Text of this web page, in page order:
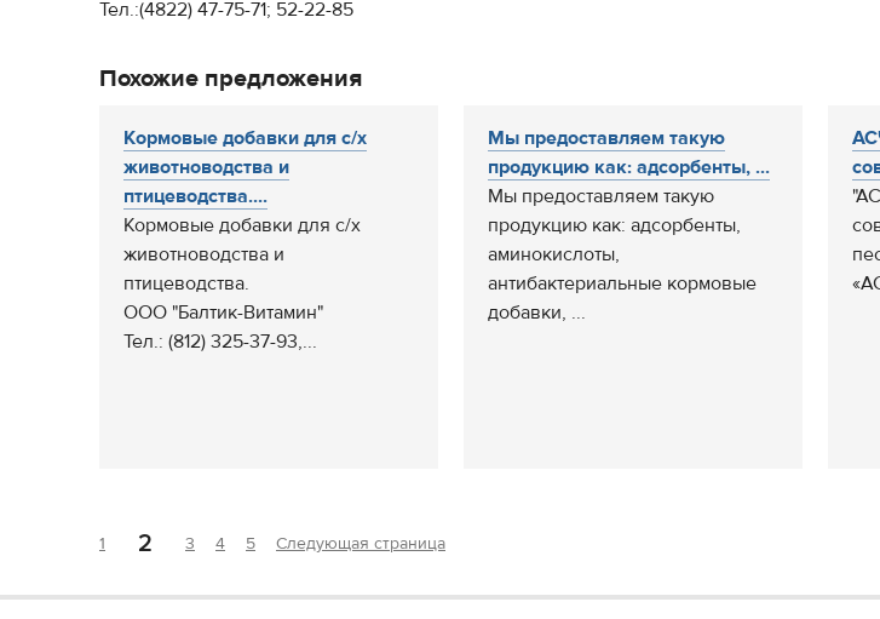
Тел.:(4822) 47-75-71; 52-22-85
Похожие предложения
Кормовые добавки для с/х
животноводства и
птицеводства....
Кормовые добавки для с/х
животноводства и
птицеводства.
ООО "Балтик-Витамин"
Тел.: (812) 325-37-93,...
Мы предоставляем такую
продукцию как: адсорбенты, ...
Мы предоставляем такую
продукцию как: адсорбенты,
аминокислоты,
антибактериальные кормовые
добавки, ...
1 2 3 4 5 Следующая страница